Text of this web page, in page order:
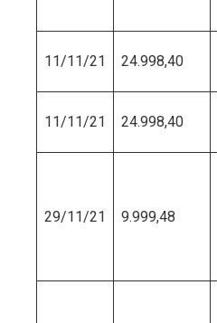
11/11/21 24.998,40
11/11/21 24.998,40
29/11/21 9.999,48